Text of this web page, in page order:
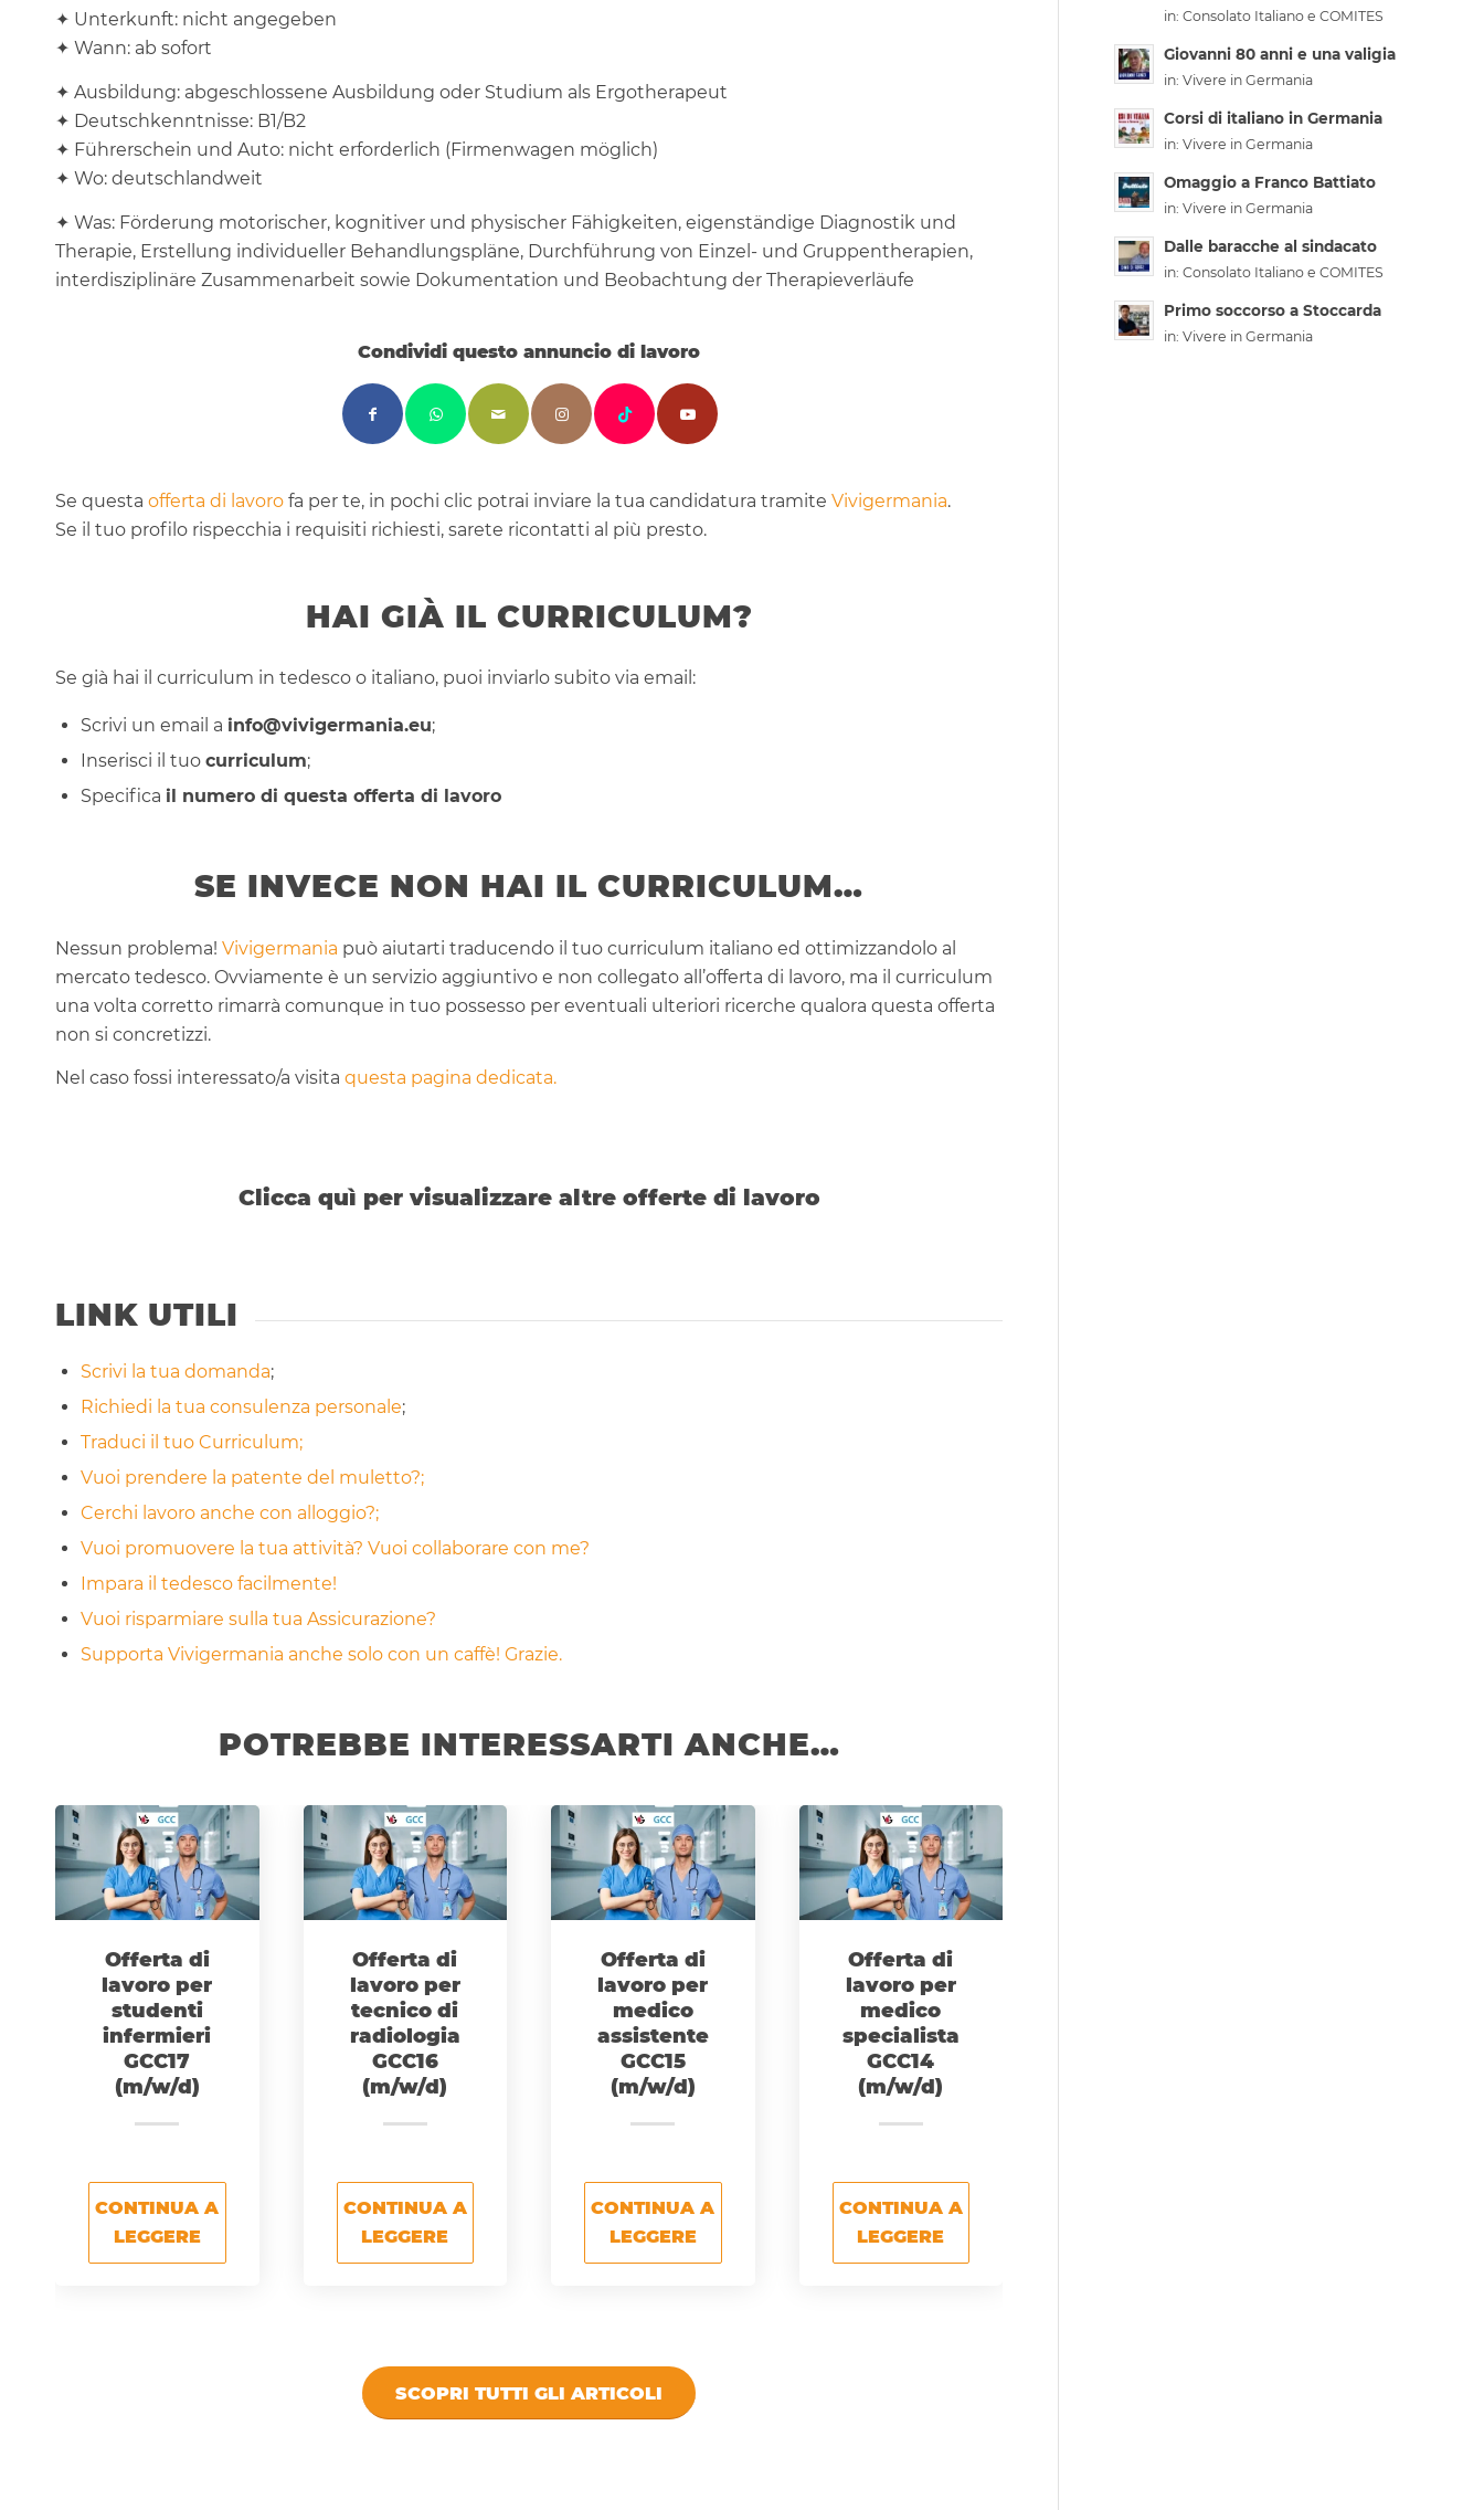
✦ Unterkunft: nicht angegeben
✦ Wann: ab sofort
✦ Ausbildung: abgeschlossene Ausbildung oder Studium als Ergotherapeut
✦ Deutschkenntnisse: B1/B2
✦ Führerschein und Auto: nicht erforderlich (Firmenwagen möglich)
✦ Wo: deutschlandweit
✦ Was: Förderung motorischer, kognitiver und physischer Fähigkeiten, eigenständige Diagnostik und
Therapie, Erstellung individueller Behandlungspläne, Durchführung von Einzel- und Gruppentherapien,
interdisziplinäre Zusammenarbeit sowie Dokumentation und Beobachtung der Therapieverläufe
Condividi questo annuncio di lavoro
Se questa offerta di lavoro fa per te, in pochi clic potrai inviare la tua candidatura tramite Vivigermania.
Se il tuo profilo rispecchia i requisiti richiesti, sarete ricontatti al più presto.
HAI GIÀ IL CURRICULUM?
Se già hai il curriculum in tedesco o italiano, puoi inviarlo subito via email:
Scrivi un email a info@vivigermania.eu;
Inserisci il tuo curriculum;
Specifica il numero di questa offerta di lavoro
SE INVECE NON HAI IL CURRICULUM…
Nessun problema! Vivigermania può aiutarti traducendo il tuo curriculum italiano ed ottimizzandolo al
mercato tedesco. Ovviamente è un servizio aggiuntivo e non collegato all’offerta di lavoro, ma il curriculum
una volta corretto rimarrà comunque in tuo possesso per eventuali ulteriori ricerche qualora questa offerta
non si concretizzi.
Nel caso fossi interessato/a visita questa pagina dedicata.
Clicca quì per visualizzare altre offerte di lavoro
LINK UTILI
Scrivi la tua domanda;
Richiedi la tua consulenza personale;
Traduci il tuo Curriculum;
Vuoi prendere la patente del muletto?;
Cerchi lavoro anche con alloggio?;
Vuoi promuovere la tua attività? Vuoi collaborare con me?
Impara il tedesco facilmente!
Vuoi risparmiare sulla tua Assicurazione?
Supporta Vivigermania anche solo con un caffè! Grazie.
POTREBBE INTERESSARTI ANCHE…
Offerta di
lavoro per
studenti
infermieri
GCC17
(m/w/d)
CONTINUA A
LEGGERE
Offerta di
lavoro per
tecnico di
radiologia
GCC16
(m/w/d)
CONTINUA A
LEGGERE
Offerta di
lavoro per
medico
assistente
GCC15
(m/w/d)
CONTINUA A
LEGGERE
Offerta di
lavoro per
medico
specialista
GCC14
(m/w/d)
CONTINUA A
LEGGERE
SCOPRI TUTTI GLI ARTICOLI
in:Consolato Italiano e COMITES
Giovanni 80 anni e una valigia
in:Vivere in Germania
Corsi di italiano in Germania
in:Vivere in Germania
Omaggio a Franco Battiato
in:Vivere in Germania
Dalle baracche al sindacato
in:Consolato Italiano e COMITES
Primo soccorso a Stoccarda
in:Vivere in Germania